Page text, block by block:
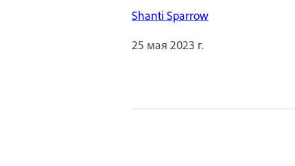
Shanti Sparrow
25 мая 2023 г.